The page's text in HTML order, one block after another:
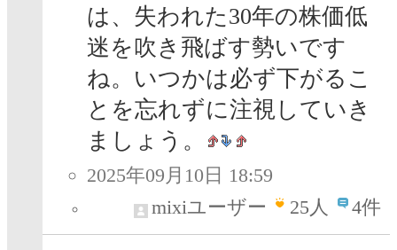
は、失われた30年の株価低
迷を吹き飛ばす勢いです
ね。いつかは必ず下がるこ
とを忘れずに注視していき
ましょう。
2025年09月10日 18:59
mixiユーザー
25人 4件